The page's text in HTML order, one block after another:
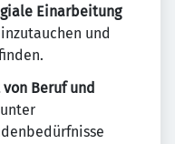
Einarbeitung
und
Beruf und